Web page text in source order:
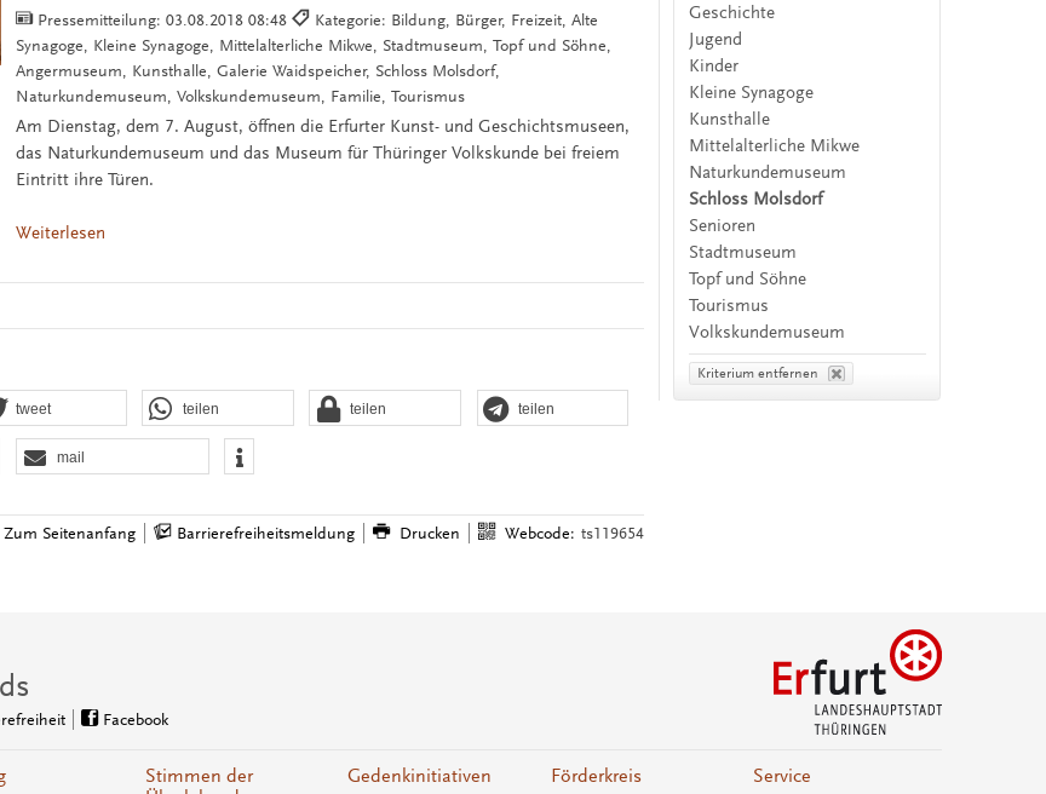
Pressemitteilung:03.08.2018 08:48
Kategorie: Bildung, Bürger, Freizeit, Alte
Synagoge, Kleine Synagoge, Mittelalterliche Mikwe, Stadtmuseum, Topf und Söhne,
Angermuseum, Kunsthalle, Galerie Waidspeicher, Schloss Molsdorf,
Naturkundemuseum, Volkskundemuseum, Familie, Tourismus
Am Dienstag, dem 7. August, öffnen die Erfurter Kunst- und Geschichtsmuseen,
das Naturkundemuseum und das Museum für Thüringer Volkskunde bei freiem
Eintritt ihre Türen.
Weiterlesen
tweet teilen teilen teilen
mail
Zum Seitenanfang Barrierefreiheitsmeldung Drucken Webcode: ts119654
Geschichte
Jugend
Kinder
Kleine Synagoge
Kunsthalle
Mittelalterliche Mikwe
Naturkundemuseum
Schloss Molsdorf
Senioren
Stadtmuseum
Topf und Söhne
Tourismus
Volkskundemuseum
Kriterium entfernen
Facebook
Stimmen der
Gedenkinitiativen Förderkreis Service